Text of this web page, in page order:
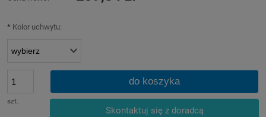
* Kolor uchwytu:
szt.
do koszyka
Skontaktuj się z doradcą